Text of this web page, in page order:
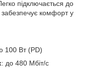
підключається до
комфорт у
100 Вт (PD)
: до 480 Мбіт/с